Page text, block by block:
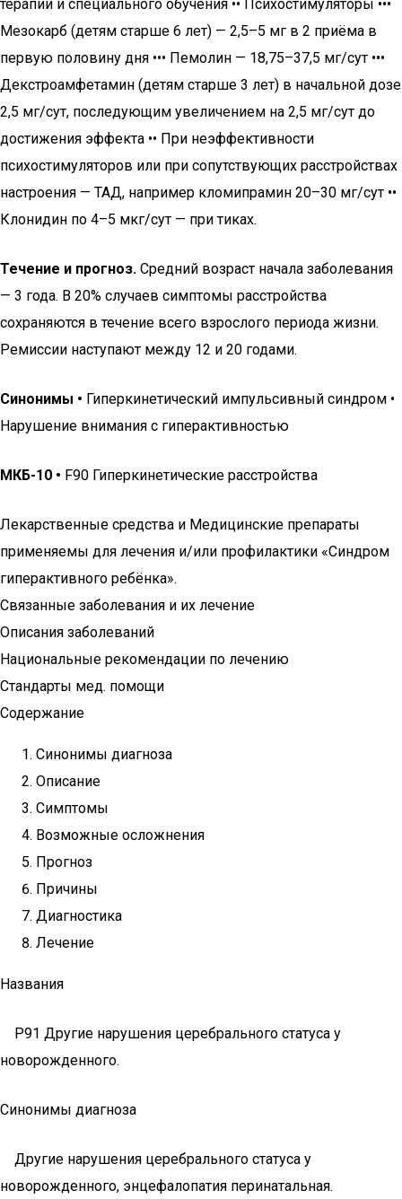
терапии и специального обучения •• Психостимуляторы •••
Мезокарб (детям старше 6 лет) — 2,5–5 мг в 2 приёма в
первую половину дня ••• Пемолин — 18,75–37,5 мг/сут •••
Декстроамфетамин (детям старше 3 лет) в начальной дозе
2,5 мг/сут, последующим увеличением на 2,5 мг/сут до
достижения эффекта •• При неэффективности
психостимуляторов или при сопутствующих расстройствах
настроения — ТАД, например кломипрамин 20–30 мг/сут ••
Клонидин по 4–5 мкг/сут — при тиках.
Течение и прогноз. Средний возраст начала заболевания
— 3 года. В 20% случаев симптомы расстройства
сохраняются в течение всего взрослого периода жизни.
Ремиссии наступают между 12 и 20 годами.
Синонимы • Гиперкинетический импульсивный синдром •
Нарушение внимания с гиперактивностью
МКБ-10 • F90 Гиперкинетические расстройства
Лекарственные средства и Медицинские препараты
применяемы для лечения и/или профилактики «Синдром
гиперактивного ребёнка».
Связанные заболевания и их лечение
Описания заболеваний
Национальные рекомендации по лечению
Стандарты мед. помощи
Содержание
Синонимы диагноза
Описание
Симптомы
Возможные осложнения
Прогноз
Причины
Диагностика
Лечение
Названия
P91 Другие нарушения церебрального статуса у
новорожденного.
Синонимы диагноза
Другие нарушения церебрального статуса у
новорожденного, энцефалопатия перинатальная.